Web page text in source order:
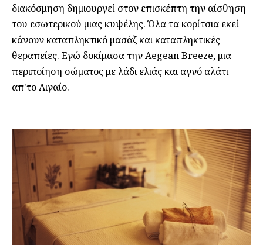
διακόσμηση δημιουργεί στον επισκέπτη την αίσθηση
του εσωτερικού μιας κυψέλης. Όλα τα κορίτσια εκεί
κάνουν καταπληκτικό μασάζ και καταπληκτικές
θεραπείες. Eγώ δοκίμασα την Aegean Breeze, μια
περιποίηση σώματος με λάδι ελιάς και αγνό αλάτι
απ'το Αιγαίο.